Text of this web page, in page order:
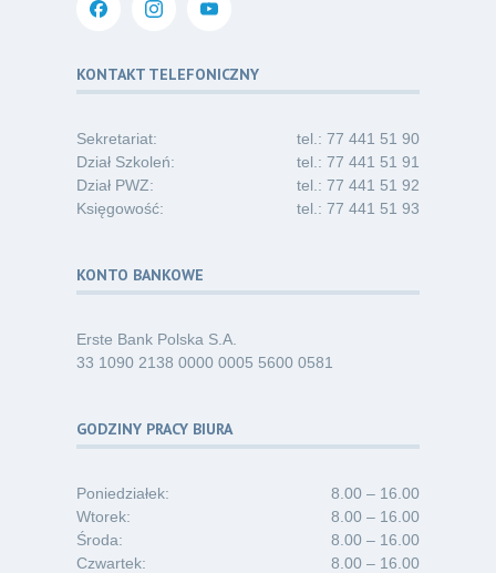
06.26
i absolwentów pielęgniarstwa
Kategoria:Komunikaty
KONTAKT TELEFONICZNY
Sekretariat:
tel.: 77 441 51 90
Dział Szkoleń:
tel.: 77 441 51 91
Dział PWZ:
tel.: 77 441 51 92
Księgowość:
tel.: 77 441 51 93
KONTO BANKOWE
Erste Bank Polska S.A.
33 1090 2138 0000 0005 5600 0581
GODZINY PRACY BIURA
Poniedziałek:
8.00 – 16.00
Wtorek:
8.00 – 16.00
Środa:
8.00 – 16.00
Czwartek:
8.00 – 16.00